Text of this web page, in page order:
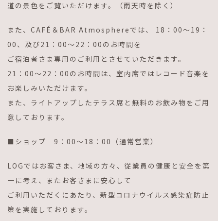
道の景色をご覧いただけます。（雨天時を除く）
また、CAFÉ＆BAR Atmosphereでは、 18：00～19：
00、及び21：00～22：00のお時間を
ご宿泊者さま専用のご利用とさせていただきます。
21：00～22：00のお時間は、室内席ではレコード音楽を
お楽しみいただけます。
また、ライトアップしたテラス席と無料のお飲み物をご用
意しております。
■ショップ 9：00～18：00（通常営業）
LOGではお客さま、地域の方々、従業員の健康と安全を第
一に考え、またお客さまに安心して
ご利用いただくにあたり、新型コロナウイルス感染症防止
策を実施しております。